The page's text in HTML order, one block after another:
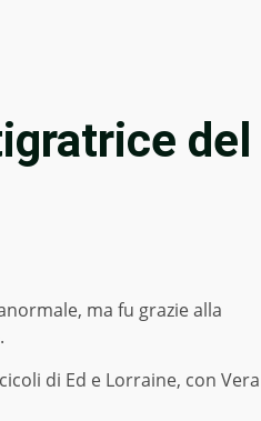
del
ma fu grazie alla
di Ed e Lorraine, con Vera